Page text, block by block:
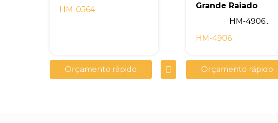
HM-0564
Orçamento rápido
Grande Raiado
HM-4906...
HM-4906
Orçamento rápido